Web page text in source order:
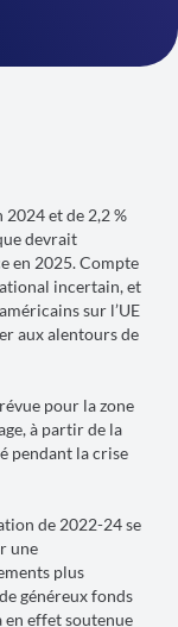
2024 et de 2,2 %
devrait
en 2025. Compte
incertain, et
sur l’UE
aux alentours de
pour la zone
à partir de la
pendant la crise
de 2022-24 se
une
plus
généreux fonds
en effet soutenue